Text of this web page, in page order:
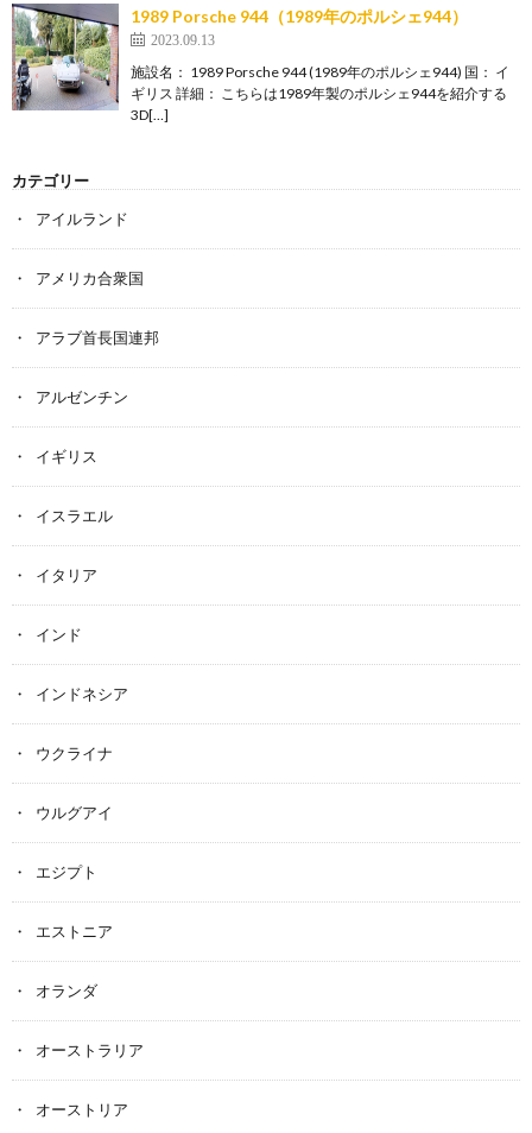
1989 Porsche 944（1989年のポルシェ944）
2023.09.13
施設名： 1989 Porsche 944 (1989年のポルシェ944) 国： イ
ギリス 詳細： こちらは1989年製のポルシェ944を紹介する
3D[…]
カテゴリー
アイルランド
アメリカ合衆国
アラブ首長国連邦
アルゼンチン
イギリス
イスラエル
イタリア
インド
インドネシア
ウクライナ
ウルグアイ
エジプト
エストニア
オランダ
オーストラリア
オーストリア